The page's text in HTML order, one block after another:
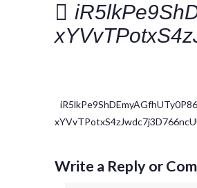
Write a Reply or